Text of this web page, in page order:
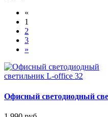
«
1
2
3
»
Офисный светодиодный